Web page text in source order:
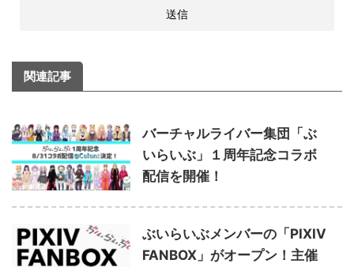
関連記事
バーチャルライバー集団「ぶ
いらいぶ」１周年記念コラボ
配信を開催！
ぶいらいぶメンバーの「PIXIV
FANBOX」がオープン！主催